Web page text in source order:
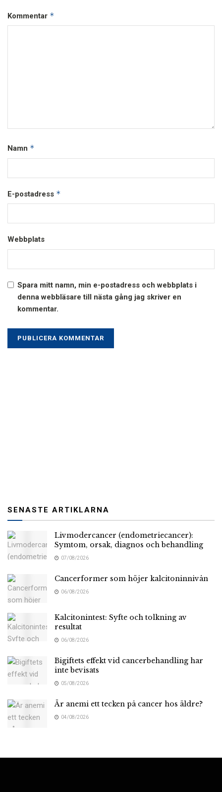
Kommentar *
Namn *
E-postadress *
Webbplats
Spara mitt namn, min e-postadress och webbplats i
denna webbläsare till nästa gång jag skriver en
kommentar.
SENASTE ARTIKLARNA
Livmodercancer (endometriecancer):
Symtom, orsak, diagnos och behandling
07/08/2026
Cancerformer som höjer kalcitoninnivån
06/08/2026
Kalcitonintest: Syfte och tolkning av
resultat
06/08/2026
Bigiftets effekt vid cancerbehandling har
inte bevisats
05/08/2026
Är anemi ett tecken på cancer hos äldre?
04/08/2026